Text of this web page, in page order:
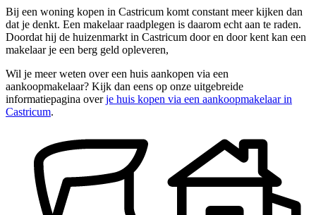
Bij een woning kopen in Castricum komt constant meer kijken dan
dat je denkt. Een makelaar raadplegen is daarom echt aan te raden.
Doordat hij de huizenmarkt in Castricum door en door kent kan een
makelaar je een berg geld opleveren,
Wil je meer weten over een huis aankopen via een
aankoopmakelaar? Kijk dan eens op onze uitgebreide
informatiepagina overje huis kopen via een aankoopmakelaar in
Castricum.